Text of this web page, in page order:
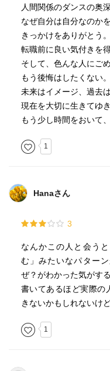
人間関係のダンスの奥深
なぜ自分は自分なのか
きっかけをありがとう。
転職前に良い気付きを
そして、色んな人にご
もう後悔はしたくない。
未来はイメージ、過去
現在を大切に生きてゆ
もう少し時間をおいて
1
Hanaさん
3
なんかこの人と会う
む」みたいなパター
ぜ？がわかった気がする
書いてあるほど実際の
きないかもしれないけ
1